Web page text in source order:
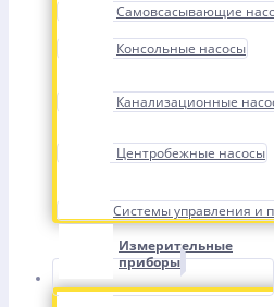
Самовсасывающие
Консольные насосы
Канализационные
Центробежные насосы
Системы управления и
Измерительные
приборы